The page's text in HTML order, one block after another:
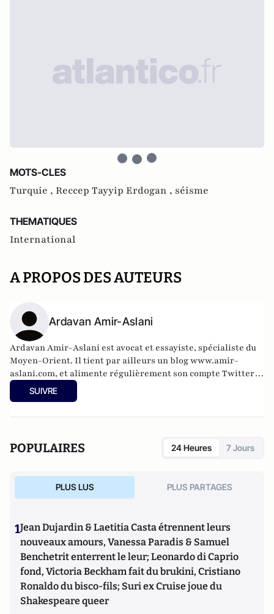
MOTS-CLES
Turquie , Reccep Tayyip Erdogan , séisme
THEMATIQUES
International
A PROPOS DES AUTEURS
Ardavan Amir-Aslani
Ardavan Amir-Aslani est avocat et essayiste, spécialiste du
Moyen-Orient. Il tient par ailleurs un blogwww.amir-
aslani.com, et alimente régulièrement son compte Twitter:
@a_amir_aslani.
SUIVRE
POPULAIRES 24 Heures 7 Jours
PLUS LUS PLUS PARTAGES
1Jean Dujardin & Laetitia Casta étrennent leurs
nouveaux amours, Vanessa Paradis & Samuel
Benchetrit enterrent le leur; Leonardo di Caprio
fond, Victoria Beckham fait du brukini, Cristiano
Ronaldo du bisco-fils; Suri ex Cruise joue du
Shakespeare queer